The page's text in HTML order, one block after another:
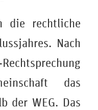
die rechtliche
Nach
das
der WEG. Das